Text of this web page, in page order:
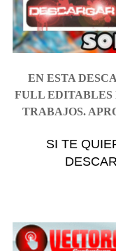
EN ESTA
FULL EDITABLES
TRABAJOS.
SI TE